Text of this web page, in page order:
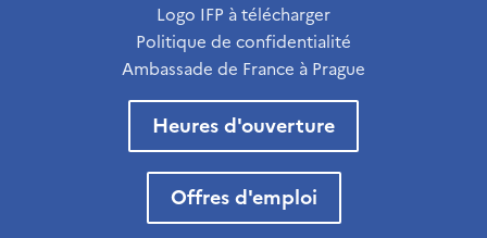
Logo IFP à télécharger
Politique de confidentialité
Ambassade de France à Prague
Heures d'ouverture
Offres d'emploi